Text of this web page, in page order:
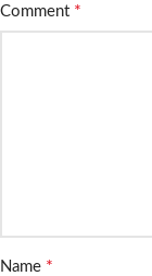
Comment *
Name *